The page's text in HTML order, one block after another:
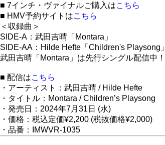
■ 7インチ・ヴァイナルご購入はこちら
■ HMV予約サイトはこちら
＜収録曲＞
SIDE-A：武田吉晴「Montara」
SIDE-AA：Hilde Hefte「Children's Playsong」
武田吉晴「Montara」は先行シングル配信中！
■ 配信はこちら
・アーティスト：武田吉晴 / Hilde Hefte
・タイトル：Montara / Children’s Playsong
・発売日：2024年7月31日 (水)
・価格：税込定価¥2,200 (税抜価格¥2,000)
・品番：IMWVR-1035